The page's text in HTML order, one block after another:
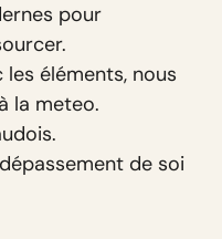
pour
éléments, nous
la meteo.
de soi